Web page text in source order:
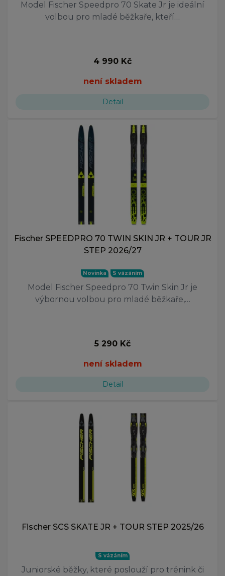
Model Fischer Speedpro 70 Skate Jr je ideální
volbou pro mladé běžkaře, kteří…
4 990 Kč
není skladem
Detail
Fischer SPEEDPRO 70 TWIN SKIN JR + TOUR JR
STEP 2026/27
Novinka S vázáním
Model Fischer Speedpro 70 Twin Skin Jr je
výbornou volbou pro mladé běžkaře,…
5 290 Kč
není skladem
Detail
Fischer SCS SKATE JR + TOUR STEP 2025/26
S vázáním
Juniorské běžky, které poslouží pro trénink či